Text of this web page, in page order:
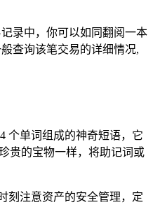
录中，你可以如同翻阅一本
查询该笔交易的详细情况,
个单词组成的神奇短语，它
贵的宝物一样，将助记词或
刻注意资产的安全管理，定